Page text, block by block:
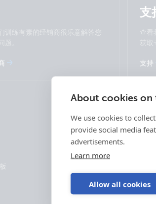
About cookies on
We use cookies to
provide social media
advertisements.
Learn more
Allow all cookies
I
the
训练有素的经销商很乐意解答您
题。
支
查
获取
支持
解决方案
储能
备用和离网系统
海事
混合发电机